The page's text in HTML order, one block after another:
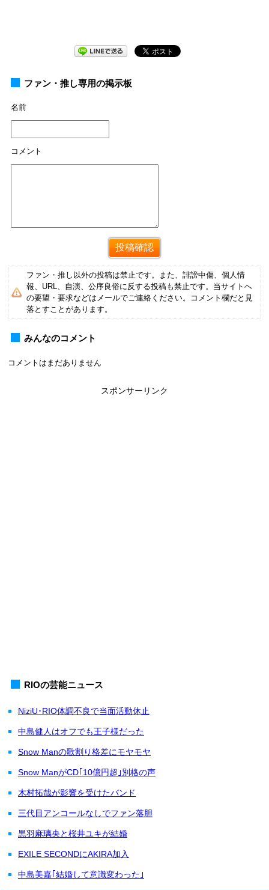
ファン・推し専用の掲示板
名前
コメント
ファン・推し以外の投稿は禁止です。また、誹謗中傷、個人情
報、URL、自演、公序良俗に反する投稿も禁止です。当サイトへ
の要望・要求などはメールでご連絡ください。コメント欄だと見
落とすことがあります。
みんなのコメント
コメントはまだありません
スポンサーリンク
RIOの芸能ニュース
NiziU･RIO体調不良で当面活動休止
中島健人はオフでも王子様だった
Snow Manの歌割り格差にモヤモヤ
Snow ManがCD｢10億円超｣別格の声
木村拓哉が影響を受けたバンド
三代目アンコールなしでファン落胆
黒羽麻璃央と桜井ユキが結婚
EXILE SECONDにAKIRA加入
中島美嘉｢結婚して意識変わった｣